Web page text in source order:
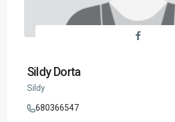
Sildy Dorta
Sildy
680366547